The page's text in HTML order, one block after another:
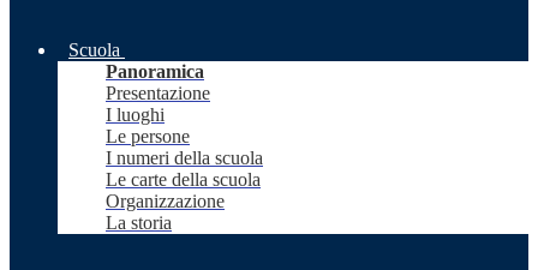
Scuola
Panoramica
Presentazione
I luoghi
Le persone
I numeri della scuola
Le carte della scuola
Organizzazione
La storia